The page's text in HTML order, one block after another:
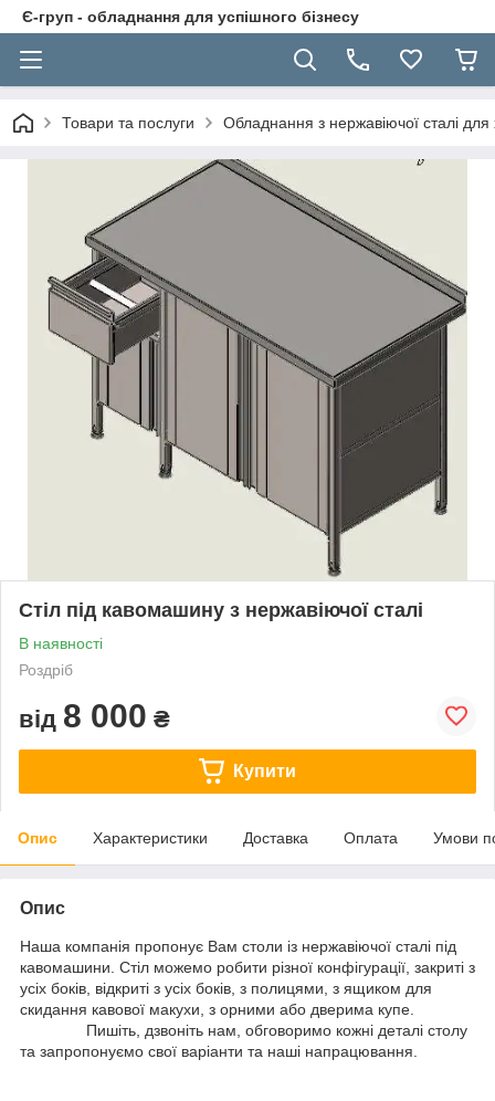
Є-груп - обладнання для успішного бізнесу
Товари та послуги Обладнання з нержавіючої сталі для
Стіл під кавомашину з нержавіючої сталі
В наявності
Роздріб
від 8 000 ₴
Купити
Опис Характеристики Доставка Оплата Умови
Опис
Наша компанія пропонує Вам столи із нержавіючої сталі під
кавомашини. Стіл можемо робити різної конфігурації, закриті з
усіх боків, відкриті з усіх боків, з полицями, з ящиком для
скидання кавової макухи, з орними або дверима купе.
Пишіть, дзвоніть нам, обговоримо кожні деталі столу
та запропонуємо свої варіанти та наші напрацювання.